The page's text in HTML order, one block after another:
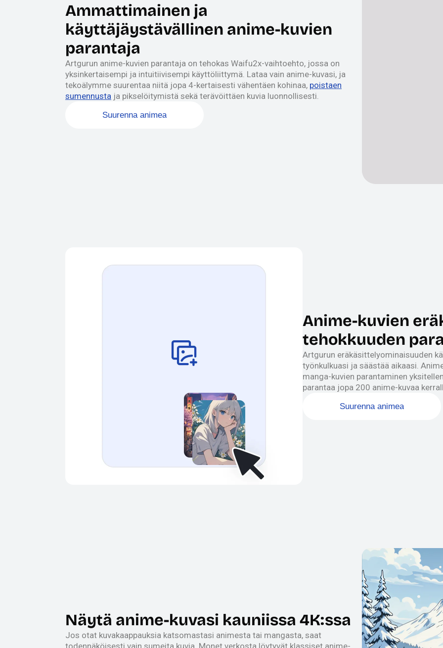
Ammattimainen ja
käyttäjäystävällinen anime-kuvien
parantaja
Artgurun anime-kuvien parantaja on tehokas Waifu2x-vaihtoehto, jossa on
yksinkertaisempi ja intuitiivisempi käyttöliittymä. Lataa vain anime-kuvasi, ja
tekoälymme suurentaa niitä jopa 4-kertaisesti vähentäen kohinaa, poistaen
sumennusta ja pikselöitymistä sekä terävöittäen kuvia luonnollisesti.
Suurenna animea
Anime-kuvien
tehokkuuden
Artgurun eräkäsittelyominaisuuden
työnkulkuasi ja säästää aikaasi.
manga-kuvien parantaminen
parantaa jopa 200 anime-kuvaa
Suurenna animea
Näytä anime-kuvasi kauniissa 4K:ssa
Jos otat kuvakaappauksia katsomastasi animesta tai mangasta, saat